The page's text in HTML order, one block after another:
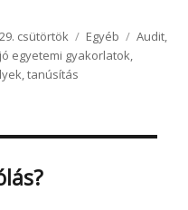
csütörtök Kategória
Egyéb Címke
Audit,
jó egyetemi gyakorlatok,
,tanúsítás